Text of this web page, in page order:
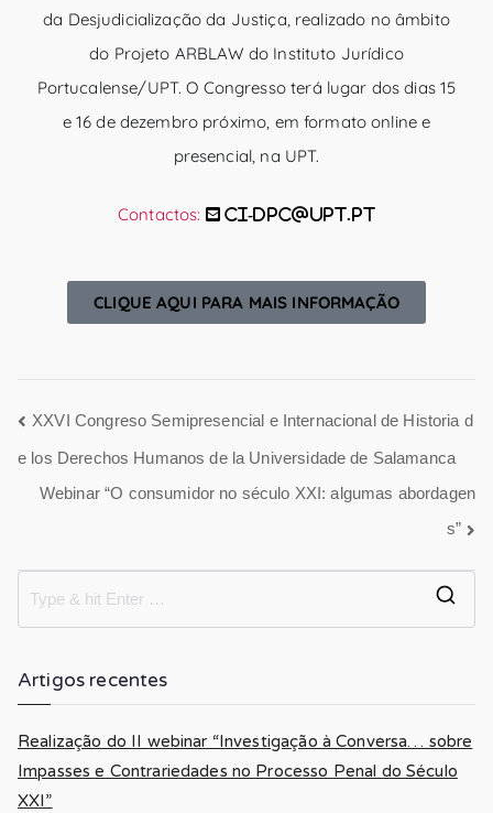
da Desjudicialização da Justiça, realizado no âmbito
do Projeto ARBLAW do Instituto Jurídico
Portucalense/UPT. O Congresso terá lugar dos dias 15
e 16 de dezembro próximo, em formato online e
presencial, na UPT.
Contactos: ci-dpc@upt.pt
CLIQUE AQUI PARA MAIS INFORMAÇÃO
XXVI Congreso Semipresencial e Internacional de Historia d
e los Derechos Humanos de la Universidade de Salamanca
Webinar “O consumidor no século XXI: algumas abordagen
s”
Artigos recentes
Realização do II webinar “Investigação à Conversa… sobre
Impasses e Contrariedades no Processo Penal do Século
XXI”